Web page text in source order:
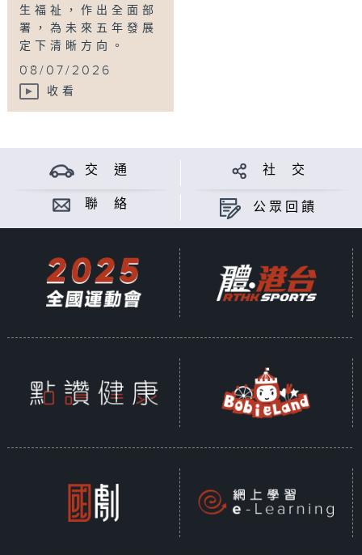
生福祉，作出全面部
署，為未來五年發展
定下清晰方向。
...
08/07/2026
收看
交 通 社 交
聯 絡 公眾回饋